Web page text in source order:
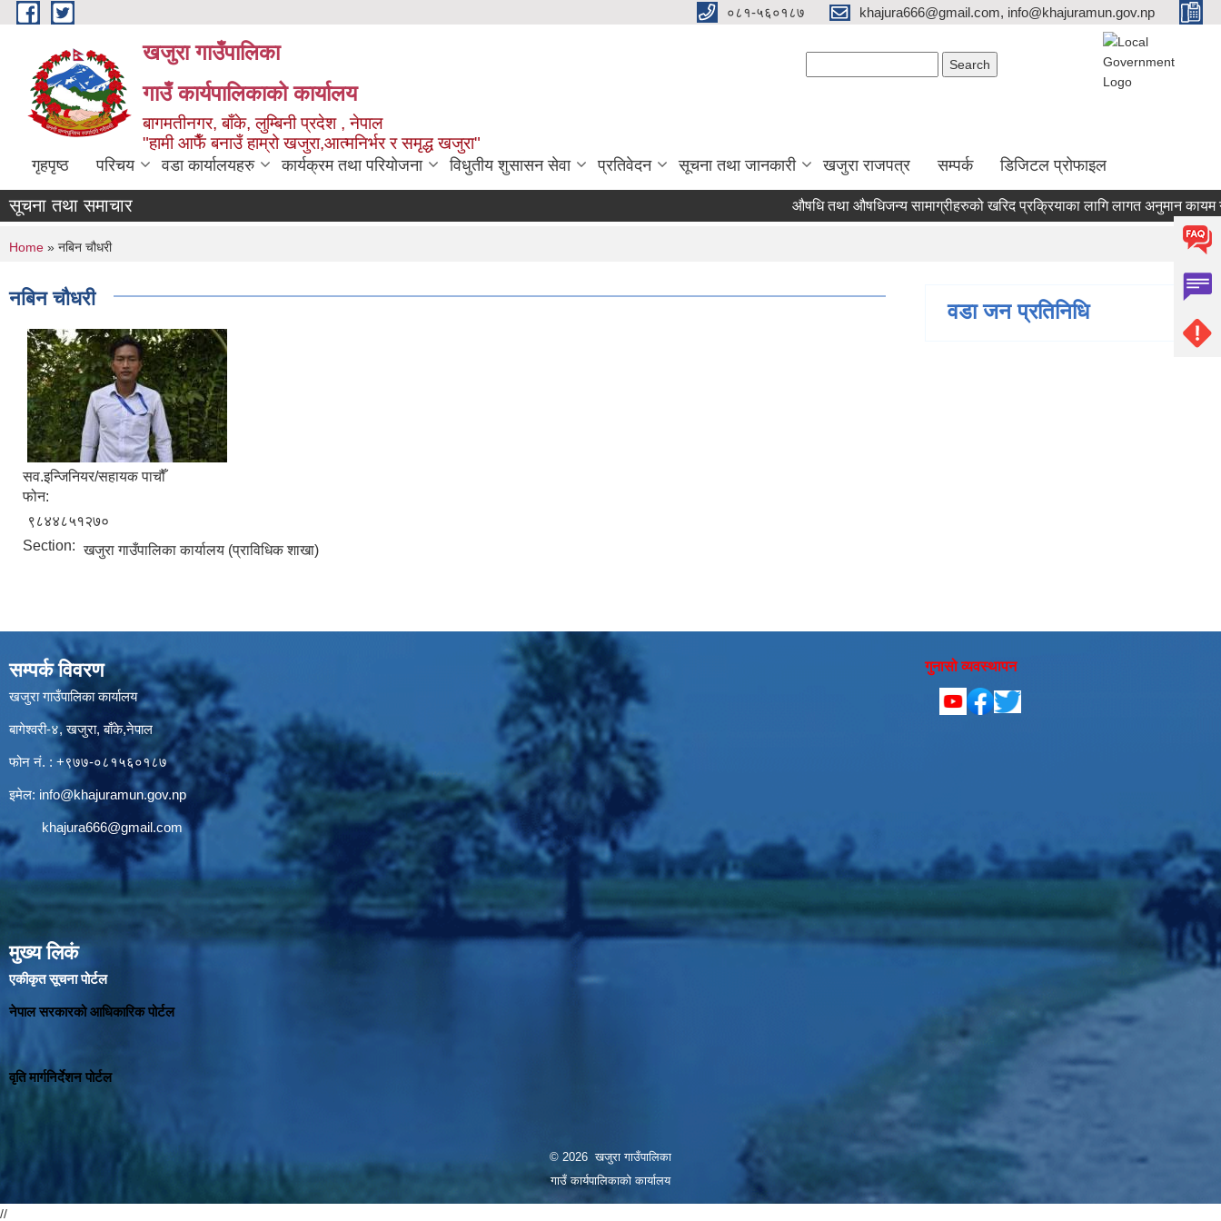
Skip to main content ०८१-५६०१८७ khajura666@gmail.com, info@khajuramun.gov.np
खजुरा गाउँपालिका
गाउँ कार्यपालिकाको कार्यालय
बागमतीनगर, बाँके, लुम्बिनी प्रदेश , नेपाल
"हामी आफैँ बनाउँ हाम्रो खजुरा,आत्मनिर्भर र समृद्ध खजुरा"
गृहपृष्ठ परिचय वडा कार्यालयहरु कार्यक्रम तथा परियोजना विधुतीय शुसासन सेवा प्रतिवेदन सूचना तथा जानकारी खजुरा राजपत्र सम्पर्क डिजिटल प्रोफाइल
सूचना तथा समाचार औषधि तथा औषधिजन्य सामाग्रीहरुको खरिद प्रक्रियाका लागि लागत अनुमान कायम
You are here
Home » नबिन चौधरी
नबिन चौधरी
सव.इन्जिनियर/सहायक पाचौँ
फोन:
९८४४८५१२७०
Section: खजुरा गाउँपालिका कार्यालय (प्राविधिक शाखा)
वडा जन प्रतिनिधि
सम्पर्क विवरण
खजुरा गाउँपालिका कार्यालय
बागेश्वरी-४, खजुरा, बाँके,नेपाल
फोन नं. : +९७७-०८१५६०१८७
इमेल: info@khajuramun.gov.np
khajura666@gmail.com
मुख्य लिकं
एकीकृत सूचना पोर्टल
नेपाल सरकारको आधिकारिक पोर्टल
वृति मार्गनिर्देशन पोर्टल
गुनासो व्यवस्थापन
© 2026 खजुरा गाउँपालिका
गाउँ कार्यपालिकाको कार्यालय
//